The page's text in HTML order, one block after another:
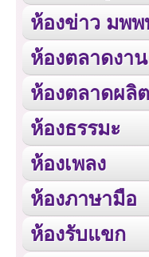
ห้องข่าว มพพ
ห้องตลาดงา
ห้องตลาดผ
ห้องธรรมะ
ห้องเพลง
ห้องภาษามือ
ห้องรับแขก